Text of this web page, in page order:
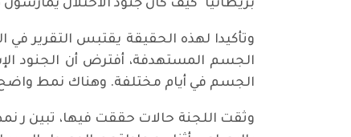
بريطانيا" كيف كان جنود الاحتلال
الجسم المستهدفة، أفترض أن الجنود
الجسم في أيام مختلفة. وهناك نمط واضح
وثقت اللجنة حالات حققت فيها، تبين ر